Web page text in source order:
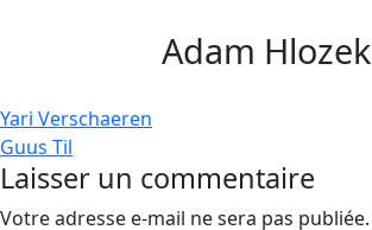
Adam Hlozek
Navigation
de
l’article
Yari Verschaeren
Guus Til
Laisser un commentaire
Votre adresse e-mail ne sera pas publiée.